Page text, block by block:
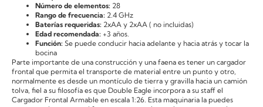
Número de elementos: 28
Rango de frecuencia: 2.4 GHz
Baterías requeridas: 2xAA y 2xAA ( no incluidas)
Edad recomendada: +3 años.
Función: Se puede conducir hacia adelante y hacia atrás y tocar la
bocina
Parte importante de una construcción y una faena es tener un cargador
frontal que permita el transporte de material entre un punto y otro,
normalmente es desde un montículo de tierra y gravilla hacia un camión
tolva, fiel a su filosofía es que Double Eagle incorpora a su staff el
Cargador Frontal Armable en escala 1:26. Esta maquinaria la puedes